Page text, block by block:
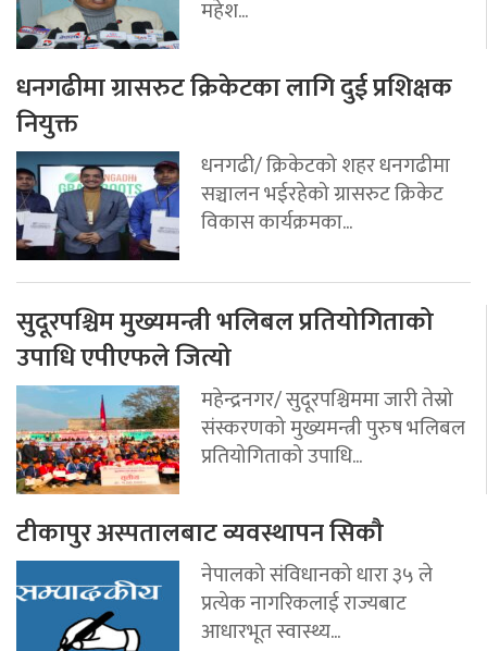
महेश...
धनगढीमा ग्रासरुट क्रिकेटका लागि दुई प्रशिक्षक
नियुक्त
धनगढी/ क्रिकेटको शहर धनगढीमा
सञ्चालन भईरहेको ग्रासरुट क्रिकेट
विकास कार्यक्रमका...
सुदूरपश्चिम मुख्यमन्त्री भलिबल प्रतियोगिताको
उपाधि एपीएफले जित्यो
महेन्द्रनगर/ सुदूरपश्चिममा जारी तेस्रो
संस्करणको मुख्यमन्त्री पुरुष भलिबल
प्रतियोगिताको उपाधि...
टीकापुर अस्पतालबाट व्यवस्थापन सिकौ
नेपालको संविधानको धारा ३५ ले
प्रत्येक नागरिकलाई राज्यबाट
आधारभूत स्वास्थ्य...